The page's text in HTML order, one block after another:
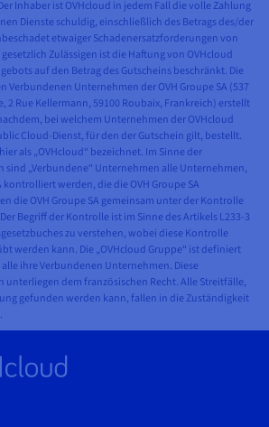
Inhaber ist OVHcloud in jedem Fall die volle Zahlung
Dienste schuldig, einschließlich des Betrags des/der
etwaiger Schadenersatzforderungen von
Zulässigen ist die Haftung von OVHcloud
auf den Betrag des Gutscheins beschränkt. Die
Verbundenen Unternehmen der OVH Groupe SA (537
2 Rue Kellermann, 59100 Roubaix, Frankreich) erstellt
bei welchem Unternehmen der OVHcloud
Cloud-Dienst, für den der Gutschein gilt, bestellt.
als „OVHcloud“ bezeichnet. Im Sinne der
„Verbundene“ Unternehmen alle Unternehmen,
kontrolliert werden, die die OVH Groupe SA
die OVH Groupe SA gemeinsam unter der Kontrolle
Begriff der Kontrolle ist im Sinne des Artikels L233-3
zu verstehen, wobei diese Kontrolle
werden kann. Die „OVHcloud Gruppe“ ist definiert
alle ihre Verbundenen Unternehmen. Diese
dem französischen Recht. Alle Streitfälle,
gefunden werden kann, fallen in die Zuständigkeit